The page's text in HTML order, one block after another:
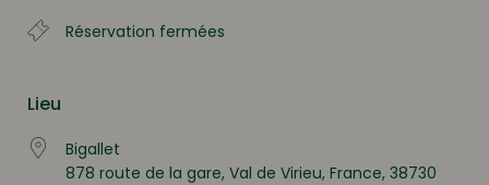
Réservation fermées
Lieu
Bigallet
878 route de la gare, Val de Virieu, France, 38730